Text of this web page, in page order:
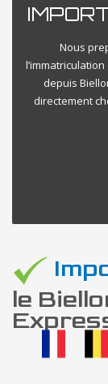
Nous
depuis
directement
le